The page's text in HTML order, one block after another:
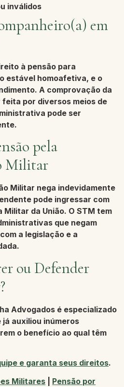
inválidos
em
à pensão para
estável homoafetiva, e o
A comprovação da
por diversos meios de
pode ser
pela
Militar
Militar nega indevidamente
pode ingressar com
da União. O STM tem
que negam
a legislação e a
ou Defender
Advogados é especializado
já auxiliou inúmeros
o benefício ao qual têm
e garanta seus direitos.
Militares
Pensão por